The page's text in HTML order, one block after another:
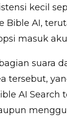
kecil
Bible AI,
masuk
suara
tersebut,
AI Search